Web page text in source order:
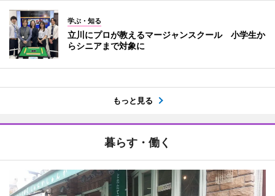
学ぶ・知る
立川にプロが教えるマージャンスクール 小学生か
らシニアまで対象に
もっと見る
暮らす・働く